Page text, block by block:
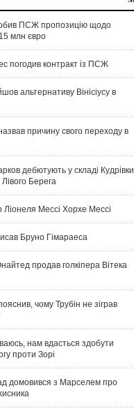
ПСЖ пропозицію щодо
млн євро
погодив контракт із ПСЖ
альтернативу Вінісіусу в
причину свого переходу в
дебютують у складі Кудрівки
Берега
Ліонеля Мессі Хорхе Мессі
Бруно Гімараеса
продав голкіпера Вітека
чому Трубін не зіграв
нам вдасться здобути
проти Зорі
домовився з Марселем про